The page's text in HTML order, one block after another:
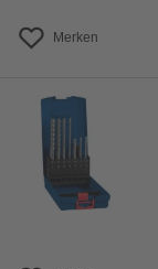
Merken